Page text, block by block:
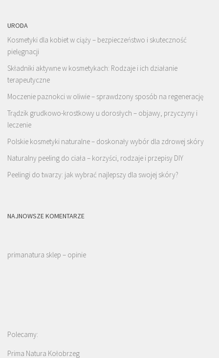
URODA
Kosmetyki dla kobiet w ciąży – bezpieczeństwo i skuteczność
pielęgnacji
Składniki aktywne w kosmetykach: Rodzaje i ich działanie
terapeutyczne
Moczenie paznokci w oliwie – sprawdzony sposób na regenerację
Trądzik grudkowo-krostkowy u dorosłych – objawy, przyczyny i
leczenie
Polskie kosmetyki naturalne – doskonały wybór dla zdrowej skóry
Naturalny peeling do ciała – korzyści, rodzaje i przepisy DIY
Peelingi do twarzy: jak wybrać najlepszy dla swojej skóry?
NAJNOWSZE KOMENTARZE
primanatura sklep – opinie
Polecamy:
Prima Natura Kołobrzeg